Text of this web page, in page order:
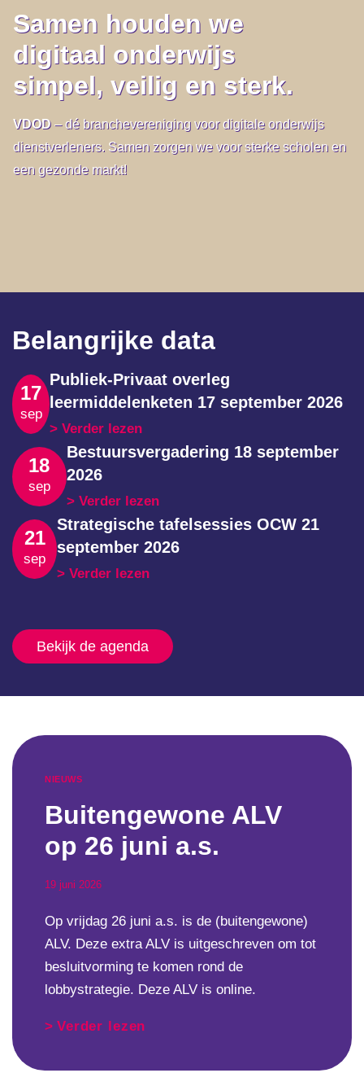
Samen houden we
digitaal onderwijs
simpel, veilig en sterk.
VDOD – dé branchevereniging voor digitale onderwijs
dienstverleners. Samen zorgen we voor sterke scholen en
een gezonde markt!
Belangrijke data
17
sep
Publiek-Privaat overleg
leermiddelenketen 17 september 2026
Verder lezen
18
sep
Bestuursvergadering 18 september
2026
Verder lezen
21
sep
Strategische tafelsessies OCW 21
september 2026
Verder lezen
Bekijk de agenda
NIEUWS
Buitengewone ALV
op 26 juni a.s.
19 juni 2026
Op vrijdag 26 juni a.s. is de (buitengewone)
ALV. Deze extra ALV is uitgeschreven om tot
besluitvorming te komen rond de
lobbystrategie. Deze ALV is online.
Verder lezen